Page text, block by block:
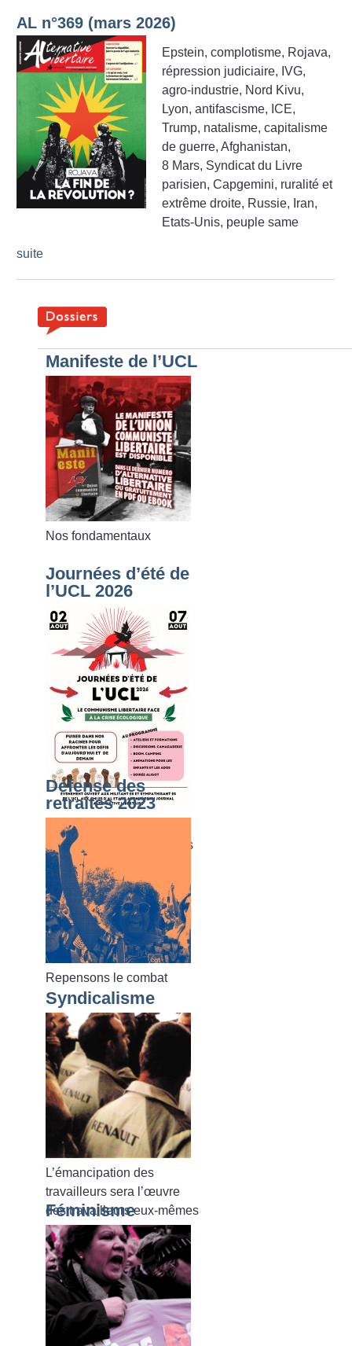
AL n°369 (mars 2026)
Epstein, complotisme, Rojava,
répression judiciaire, IVG,
agro-industrie, Nord Kivu,
Lyon, antifascisme, ICE,
Trump, natalisme, capitalisme
de guerre, Afghanistan,
8 Mars, Syndicat du Livre
parisien, Capgemini, ruralité et
extrême droite, Russie, Iran,
Etats-Unis, peuple same
suite
Manifeste de l’UCL
Nos fondamentaux
Journées d’été de
l’UCL 2026
Du dimanche 02 août au
vendredi 07 août 2026, les
journées d’été de l’UCL
Défense des
retraites 2023
Repensons le combat
Syndicalisme
L’émancipation des
travailleurs sera l’œuvre
des travailleurs eux-mêmes
Féminisme